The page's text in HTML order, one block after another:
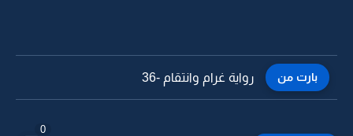
بارت من رواية غرام وانتقام -35
0